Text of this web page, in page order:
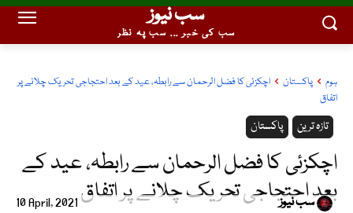
سب نیوز
سب کی خبر ... سب پہ نظر
ہوم پاکستان
اچکزئی کا فضل الرحمان سے رابطہ، عید کے بعد احتجاجی تحریک چلانے پر
اتفاق
پاکستان تازہ ترین
اچکزئی کا فضل الرحمان سے رابطہ، عید کے
بعد احتجاجی تحریک چلانے پر اتفاق 10 April, 2021 سب نیوز